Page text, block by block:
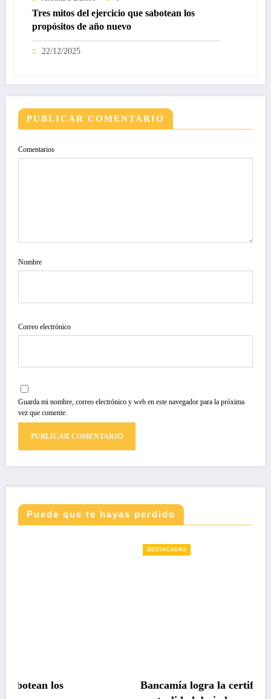
Tres mitos del ejercicio que sabotean los
propósitos de año nuevo
22/12/2025
PUBLICAR COMENTARIO
Comentarios
Nombre
Correo electrónico
Guarda mi nombre, correo electrónico y web en este navegador para la próxima
vez que comente.
Puede que te hayas perdido
Bancamía logra la certificación carbono